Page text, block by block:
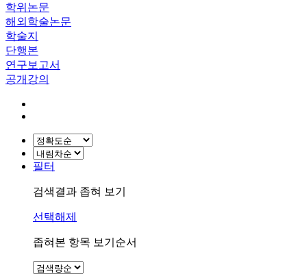
학위논문
해외학술논문
학술지
단행본
연구보고서
공개강의
필터
검색결과 좁혀 보기
선택해제
좁혀본 항목 보기순서